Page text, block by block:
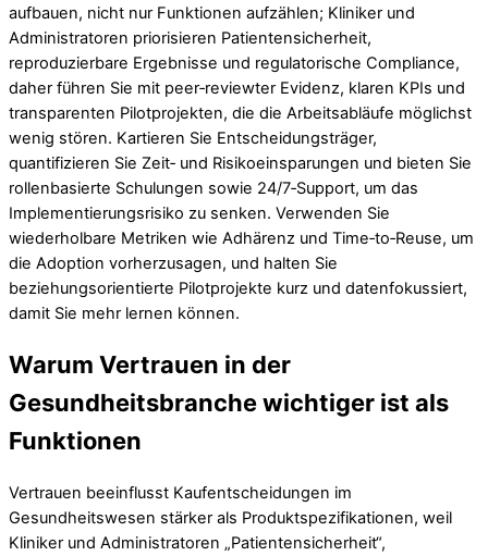
aufbauen, nicht nur Funktionen aufzählen; Kliniker und
Administratoren priorisieren Patientensicherheit,
reproduzierbare Ergebnisse und regulatorische Compliance,
daher führen Sie mit peer‑reviewter Evidenz, klaren KPIs und
transparenten Pilotprojekten, die die Arbeitsabläufe möglichst
wenig stören. Kartieren Sie Entscheidungsträger,
quantifizieren Sie Zeit‑ und Risikoeinsparungen und bieten Sie
rollenbasierte Schulungen sowie 24/7‑Support, um das
Implementierungsrisiko zu senken. Verwenden Sie
wiederholbare Metriken wie Adhärenz und Time‑to‑Reuse, um
die Adoption vorherzusagen, und halten Sie
beziehungsorientierte Pilotprojekte kurz und datenfokussiert,
damit Sie mehr lernen können.
Warum Vertrauen in der
Gesundheitsbranche wichtiger ist als
Funktionen
Vertrauen beeinflusst Kaufentscheidungen im
Gesundheitswesen stärker als Produktspezifikationen, weil
Kliniker und Administratoren „Patientensicherheit“,